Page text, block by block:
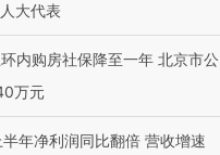
大代表
内购房社保降至一年 北京市公
万元
年净利润同比翻倍 营收增速